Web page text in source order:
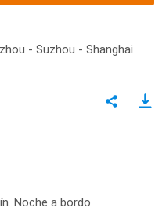
- Suzhou - Shanghai
Noche a bordo